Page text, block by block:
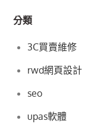
分類
3C買賣維修
rwd網頁設計
seo
upas軟體